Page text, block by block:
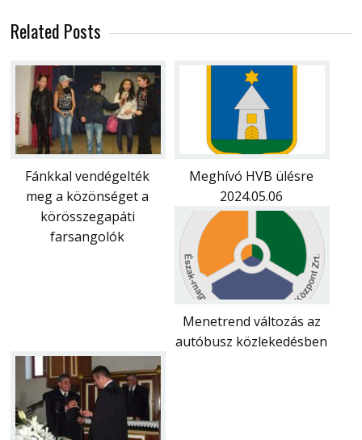
Related Posts
Fánkkal vendégelték
meg a közönséget a
körösszegapáti
farsangolók
Meghívó HVB ülésre
2024.05.06
Menetrend változás az
autóbusz közlekedésben